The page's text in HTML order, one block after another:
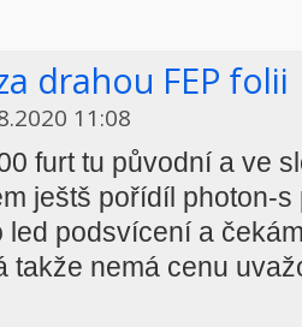
drahou FEP folii
11:08
furt tu původní a ve
ještš pořídíl photon-
podsvícení a
takže nemá cenu